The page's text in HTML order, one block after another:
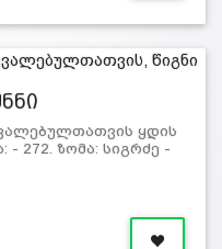
ყდის
- 272. ზომა: სიგრძე -